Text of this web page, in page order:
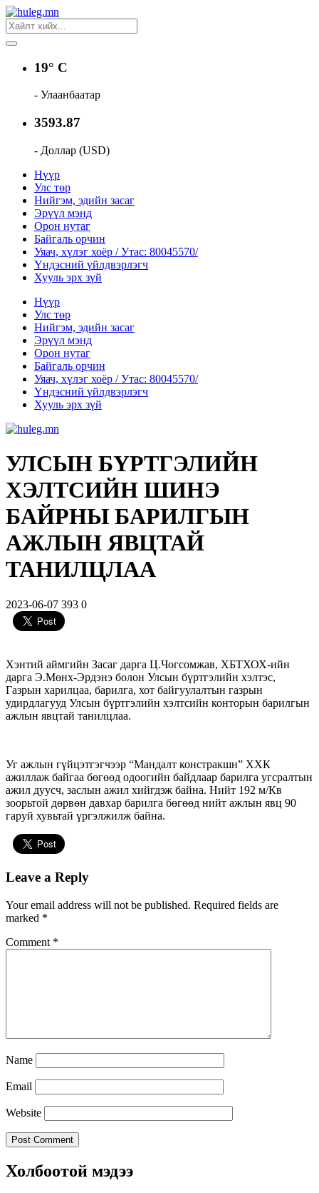
19° C
- Улаанбаатар
3593.87
- Доллар (USD)
Нүүр
Улс төр
Нийгэм, эдийн засаг
Эрүүл мэнд
Орон нутаг
Байгаль орчин
Уяач, хүлэг хоёр / Утас: 80045570/
Үндэсний үйлдвэрлэгч
Хууль эрх зүй
Нүүр
Улс төр
Нийгэм, эдийн засаг
Эрүүл мэнд
Орон нутаг
Байгаль орчин
Уяач, хүлэг хоёр / Утас: 80045570/
Үндэсний үйлдвэрлэгч
Хууль эрх зүй
УЛСЫН БҮРТГЭЛИЙН
ХЭЛТСИЙН ШИНЭ
БАЙРНЫ БАРИЛГЫН
АЖЛЫН ЯВЦТАЙ
ТАНИЛЦЛАА
2023-06-07 393 0
Хэнтий аймгийн Засаг дарга Ц.Чогсомжав, ХБТХОХ-ийн
дарга Э.Мөнх-Эрдэнэ болон Улсын бүртгэлийн хэлтэс,
Газрын харилцаа, барилга, хот байгуулалтын газрын
удирдлагууд Улсын бүртгэлийн хэлтсийн конторын барилгын
ажлын явцтай танилцлаа.
Уг ажлын гүйцэтгэгчээр “Мандалт констракшн” ХХК
ажиллаж байгаа бөгөөд одоогийн байдлаар барилга угсралтын
ажил дуусч, заслын ажил хийгдэж байна. Нийт 192 м/Кв
зоорьтой дөрвөн давхар барилга бөгөөд нийт ажлын явц 90
гаруй хувьтай үргэлжилж байна.
Leave a Reply
Your email address will not be published. Required fields are
marked *
Comment *
Name
Email
Website
Холбоотой мэдээ